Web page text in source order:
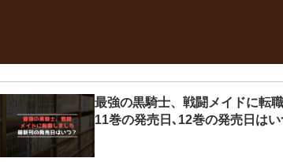
最強の黒騎士、戦闘メイドに転
11巻の発売日､12巻の発売日は